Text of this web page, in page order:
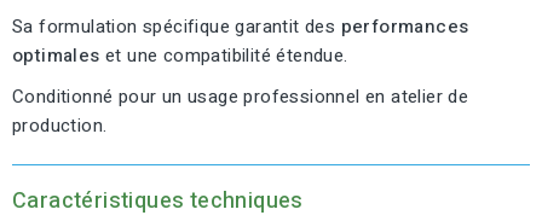
Sa formulation spécifique garantit des performances
optimales et une compatibilité étendue.
Conditionné pour un usage professionnel en atelier de
production.
Caractéristiques techniques